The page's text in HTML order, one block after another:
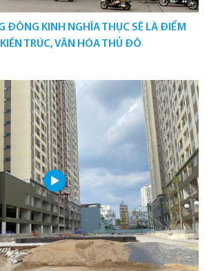
ĐÔNG KINH NGHĨA THỤC SẼ LÀ ĐIỂM
TRÚC, VĂN HÓA THỦ ĐÔ